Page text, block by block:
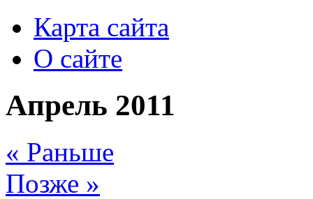
Карта сайта
О сайте
Апрель 2011
« Раньше
Позже »